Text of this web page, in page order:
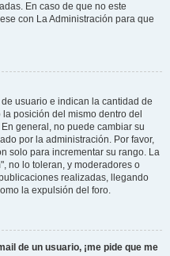
En caso de que no este
con La Administración para que
usuario e indican la cantidad de
posición del mismo dentro del
general, no puede cambiar su
por la administración. Por favor,
solo para incrementar su rango. La
no lo toleran, y moderadores o
realizadas, llegando
la expulsión del foro.
de un usuario, ¡me pide que me